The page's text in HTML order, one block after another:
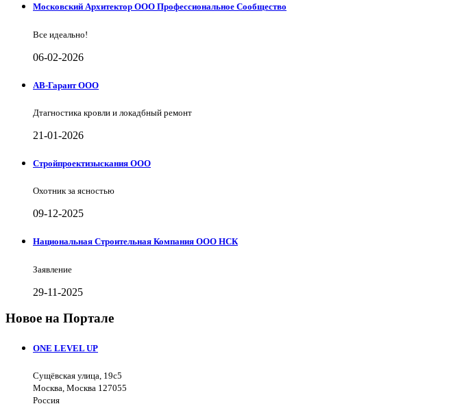
Московский Архитектор ООО Профессиональное Сообщество
Все идеально!
06-02-2026
АВ-Гарант ООО
Дтагностика кровли и локадбный ремонт
21-01-2026
Стройпроектизыскания ООО
Охотник за ясностью
09-12-2025
Национальная Строительная Компания ООО НСК
Заявление
29-11-2025
Новое на Портале
ONE LEVEL UP
Сущёвская улица, 19с5
Москва, Москва 127055
Россия